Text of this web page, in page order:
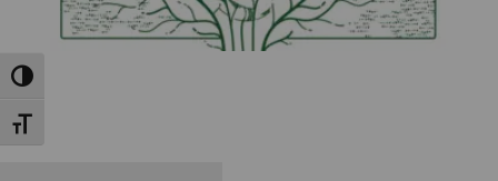
Toggle High Contrast
Toggle Font size